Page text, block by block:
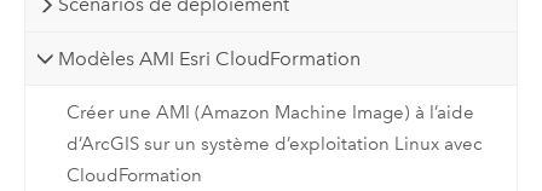
Modèles AMI Esri CloudFormation
Créer une AMI (Amazon Machine Image) à l’aide
d’ArcGIS sur un système d’exploitation Linux avec
CloudFormation